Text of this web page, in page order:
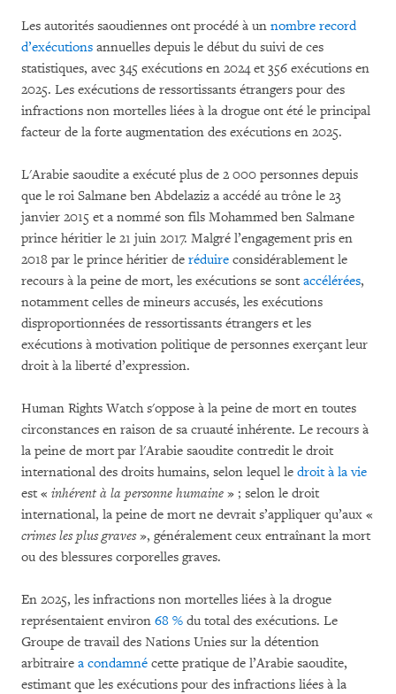
Les autorités saoudiennes ont procédé à un nombre record
d’exécutions annuelles depuis le début du suivi de ces
statistiques, avec 345 exécutions en 2024 et 356 exécutions en
2025. Les exécutions de ressortissants étrangers pour des
infractions non mortelles liées à la drogue ont été le principal
facteur de la forte augmentation des exécutions en 2025.
L'Arabie saoudite a exécuté plus de 2 000 personnes depuis
que le roi Salmane ben Abdelaziz a accédé au trône le 23
janvier 2015 et a nommé son fils Mohammed ben Salmane
prince héritier le 21 juin 2017. Malgré l’engagement pris en
2018 par le prince héritier de réduire considérablement le
recours à la peine de mort, les exécutions se sont accélérées,
notamment celles de mineurs accusés, les exécutions
disproportionnées de ressortissants étrangers et les
exécutions à motivation politique de personnes exerçant leur
droit à la liberté d’expression.
Human Rights Watch s'oppose à la peine de mort en toutes
circonstances en raison de sa cruauté inhérente. Le recours à
la peine de mort par l'Arabie saoudite contredit le droit
international des droits humains, selon lequel le droit à la vie
est « inhérent à la personne humaine » ; selon le droit
international, la peine de mort ne devrait s’appliquer qu’aux «
crimes les plus graves», généralement ceux entraînant la mort
ou des blessures corporelles graves.
En 2025, les infractions non mortelles liées à la drogue
représentaient environ 68 % du total des exécutions. Le
Groupe de travail des Nations Unies sur la détention
arbitraire a condamné cette pratique de l’Arabie saoudite,
estimant que les exécutions pour des infractions liées à la